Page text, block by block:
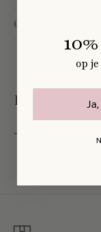
Contact
DIT VIND JE
op